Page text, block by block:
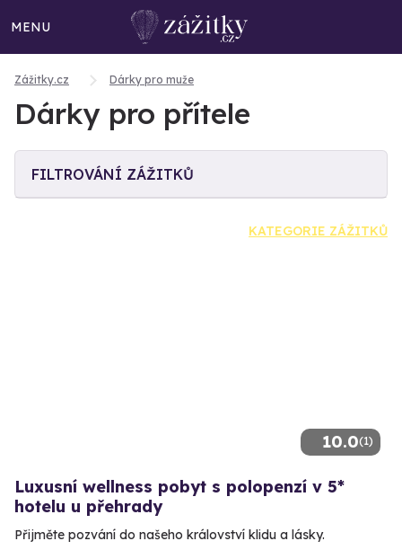
MENU
Zážitky.cz Dárky pro muže
Dárky pro přítele
FILTROVÁNÍ ZÁŽITKŮ
KATEGORIE ZÁŽITKŮ
10.0(1)
Luxusní wellness pobyt s polopenzí v 5*
hotelu u přehrady
Přijměte pozvání do našeho království klidu a lásky.